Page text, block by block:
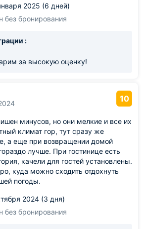
2025 (6 дней)
без бронирования
:
за высокую оценку!
10
минусов, но они мелкие и все их
климат гор, тут сразу же
а еще при возвращении домой
лучше. При гостинице есть
качели для гостей установлены.
куда можно сходить отдохнуть
погоды.
2024 (3 дня)
без бронирования